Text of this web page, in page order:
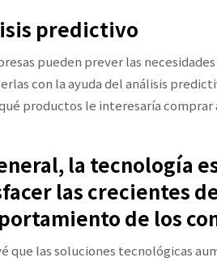
predictivo
pueden prever las
con la ayuda del análisis
productos le interesaría
la tecnología
las crecientes
de los
que las soluciones tecnológicas